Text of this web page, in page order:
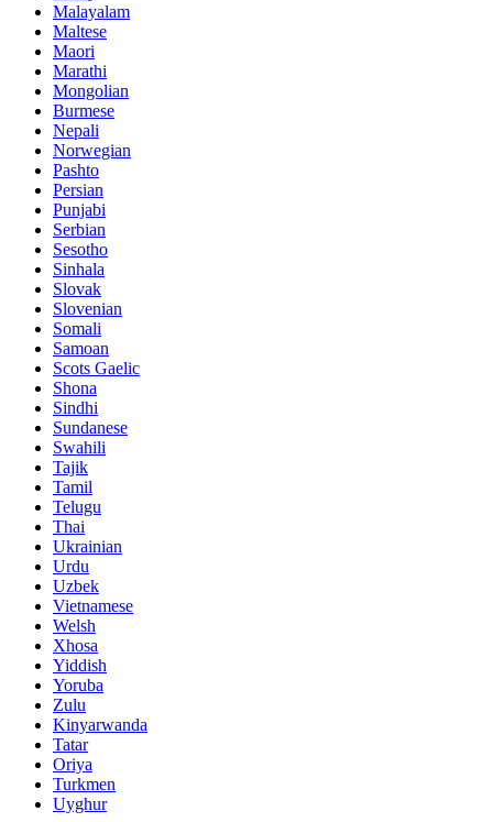
Malayalam
Maltese
Maori
Marathi
Mongolian
Burmese
Nepali
Norwegian
Pashto
Persian
Punjabi
Serbian
Sesotho
Sinhala
Slovak
Slovenian
Somali
Samoan
Scots Gaelic
Shona
Sindhi
Sundanese
Swahili
Tajik
Tamil
Telugu
Thai
Ukrainian
Urdu
Uzbek
Vietnamese
Welsh
Xhosa
Yiddish
Yoruba
Zulu
Kinyarwanda
Tatar
Oriya
Turkmen
Uyghur